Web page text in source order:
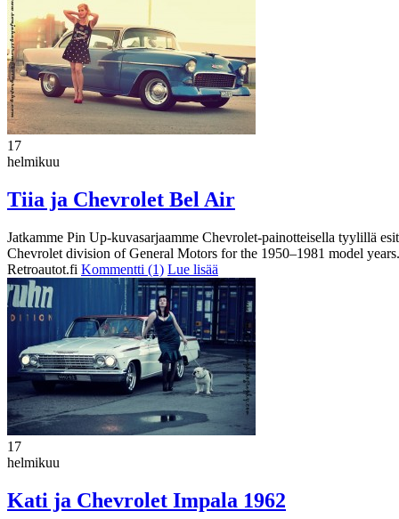
17
helmikuu
Tiia ja Chevrolet Bel Air
Jatkamme Pin Up-kuvasarjaamme Chevrolet-painotteisella tyylillä
Chevrolet division of General Motors for the 1950–1981 model
Retroautot.fi Kommentti (1) Lue lisää
17
helmikuu
Kati ja Chevrolet Impala 1962